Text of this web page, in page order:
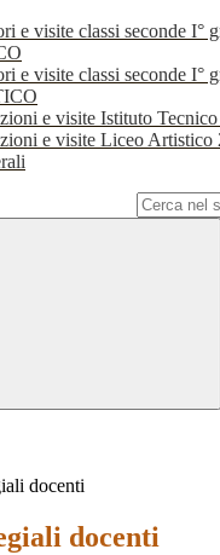
e visite classi seconde I°
e visite classi seconde I°
e visite Istituto
e visite Liceo Artistico
docenti
docenti